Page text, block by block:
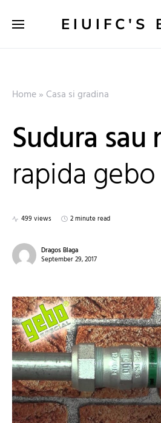
EIUIFC'S
Home» Casa si gradina
Sudura sau
rapida gebo
499 views 2 minute read
Dragos Blaga
September 29, 2017